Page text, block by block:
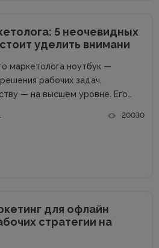
5 неочевидных
уделить внимани
маркетолога ноутбук —
рабочих задач.
— на высшем уровне. Его
«железа» — даже не
процессора, топовой
20030
для офлайн
стратегии на